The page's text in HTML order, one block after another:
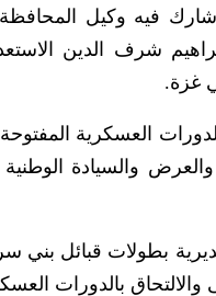
فيه وكيل
شرف الدين
غزة.
العسكرية
والسيادة
بطولات قبائل بني
بالدورات